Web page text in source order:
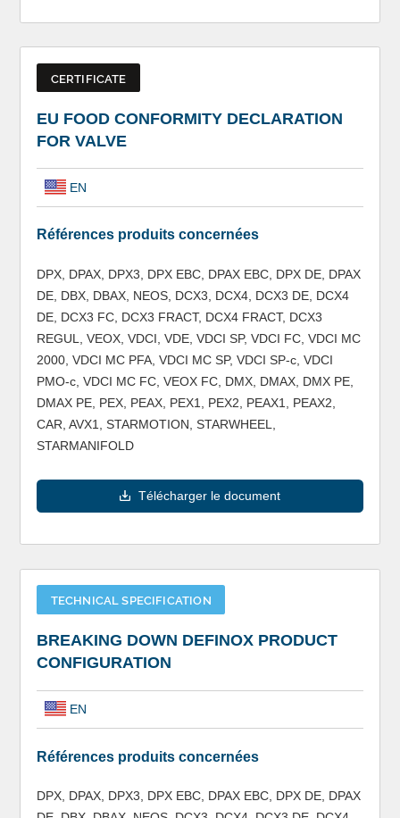
CERTIFICATE
EU FOOD CONFORMITY DECLARATION
FOR VALVE
EN
Références produits concernées
DPX, DPAX, DPX3, DPX EBC, DPAX EBC, DPX DE, DPAX
DE, DBX, DBAX, NEOS, DCX3, DCX4, DCX3 DE, DCX4
DE, DCX3 FC, DCX3 FRACT, DCX4 FRACT, DCX3
REGUL, VEOX, VDCI, VDE, VDCI SP, VDCI FC, VDCI MC
2000, VDCI MC PFA, VDCI MC SP, VDCI SP-c, VDCI
PMO-c, VDCI MC FC, VEOX FC, DMX, DMAX, DMX PE,
DMAX PE, PEX, PEAX, PEX1, PEX2, PEAX1, PEAX2,
CAR, AVX1, STARMOTION, STARWHEEL,
STARMANIFOLD
Télécharger le document
TECHNICAL SPECIFICATION
BREAKING DOWN DEFINOX PRODUCT
CONFIGURATION
EN
Références produits concernées
DPX, DPAX, DPX3, DPX EBC, DPAX EBC, DPX DE, DPAX